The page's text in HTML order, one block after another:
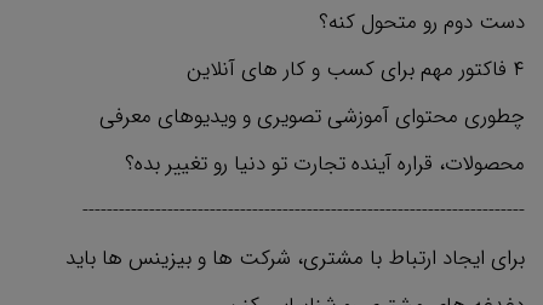
دست دوم رو متحول کنه؟
۴ فاکتور مهم برای کسب و کار های آنلاین
چطوری محتوای آموزشی تصویری و ویدیوهای معرفی
محصولات، قراره آینده تجارت تو دنیا رو تغییر بده؟
-------------------------------------------------------------------------
برای ایجاد ارتباط با مشتری، شرکت ها و بیزینس ها باید